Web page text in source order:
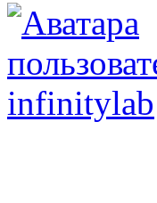
infinitylab